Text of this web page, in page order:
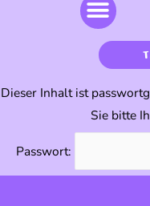
Dieser Inhalt ist
Sie bitte
Passwort: